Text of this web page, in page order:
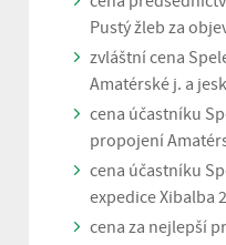
Pustý žleb za
zvláštní cena
Amatérské j. a
cena účastníku
propojení
cena účastníku
expedice Xibalba
cena za nejlepší